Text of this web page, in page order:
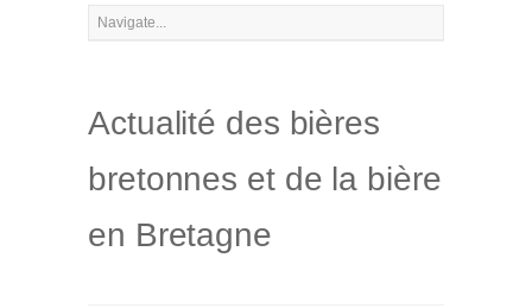
Actualité des bières
bretonnes et de la bière
en Bretagne